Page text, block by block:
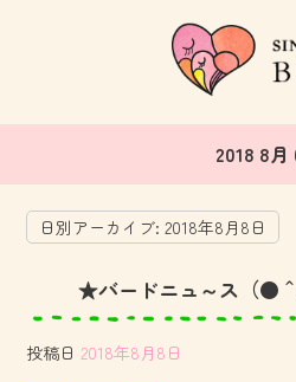
2018 8月
日別アーカイブ:2018年8月8日
★バードニュ～ス（●
投稿日 2018年8月8日